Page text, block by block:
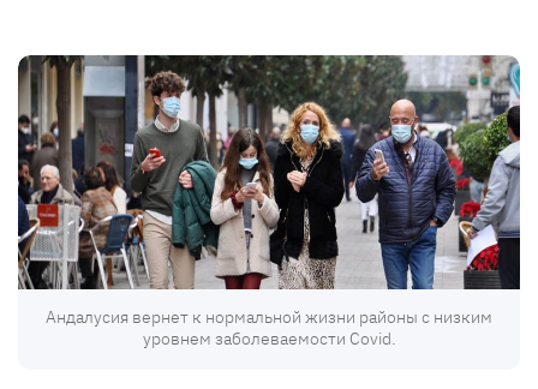
Андалусия вернет к нормальной жизни районы с низким
уровнем заболеваемости Covid.